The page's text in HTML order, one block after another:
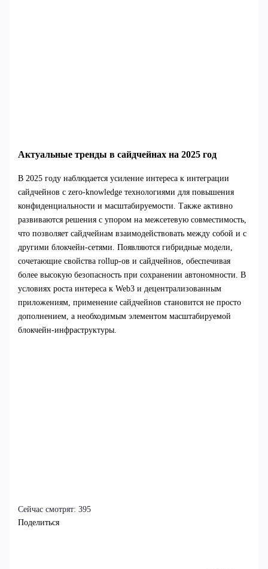
Актуальные тренды в сайдчейнах на 2025 год
В 2025 году наблюдается усиление интереса к интеграции
сайдчейнов с zero-knowledge технологиями для повышения
конфиденциальности и масштабируемости. Также активно
развиваются решения с упором на межсетевую совместимость,
что позволяет сайдчейнам взаимодействовать между собой и с
другими блокчейн-сетями. Появляются гибридные модели,
сочетающие свойства rollup-ов и сайдчейнов, обеспечивая
более высокую безопасность при сохранении автономности. В
условиях роста интереса к Web3 и децентрализованным
приложениям, применение сайдчейнов становится не просто
дополнением, а необходимым элементом масштабируемой
блокчейн-инфраструктуры.
Сейчас смотрят: 395
Поделиться